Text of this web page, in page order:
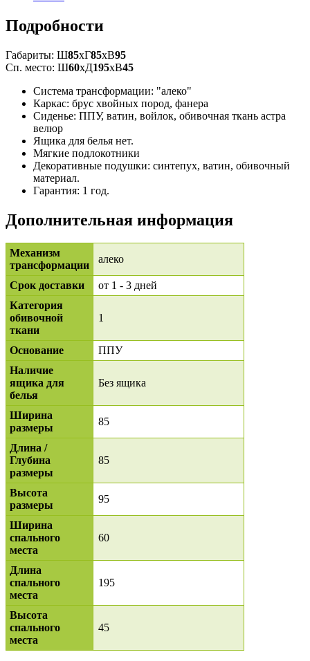
Подробности
Габариты: Ш85xГ85xВ95
Сп. место: Ш60xД195xВ45
Система трансформации: "алеко"
Каркас: брус хвойных пород, фанера
Сиденье: ППУ, ватин, войлок, обивочная ткань астра
велюр
Ящика для белья нет.
Мягкие подлокотники
Декоративные подушки: синтепух, ватин, обивочный
материал.
Гарантия: 1 год.
Дополнительная информация
Механизм
трансформации
алеко
Срок доставки
от 1 - 3 дней
Категория
обивочной
ткани
1
Основание
ППУ
Наличие
ящика для
белья
Без ящика
Ширина
размеры
85
Длина /
Глубина
размеры
85
Высота
размеры
95
Ширина
спального
места
60
Длина
спального
места
195
Высота
спального
места
45